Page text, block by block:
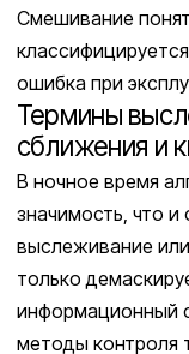
Смешивание
ошибка при
Термины
сближения и
В ночное время
значимость, что
выслеживание
только
информационный
методы контроля